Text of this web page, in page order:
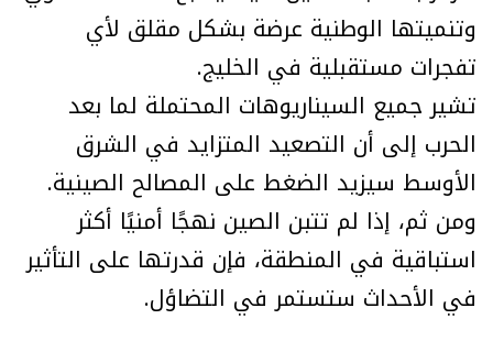
وتنميتها الوطنية عرضة بشكل مقلق لأي
تفجرات مستقبلية في الخليج.
تشير جميع السيناريوهات المحتملة لما بعد
الحرب إلى أن التصعيد المتزايد في الشرق
الأوسط سيزيد الضغط على المصالح الصينية.
ومن ثم، إذا لم تتبن الصين نهجًا أمنيًا أكثر
استباقية في المنطقة، فإن قدرتها على التأثير
في الأحداث ستستمر في التضاؤل.